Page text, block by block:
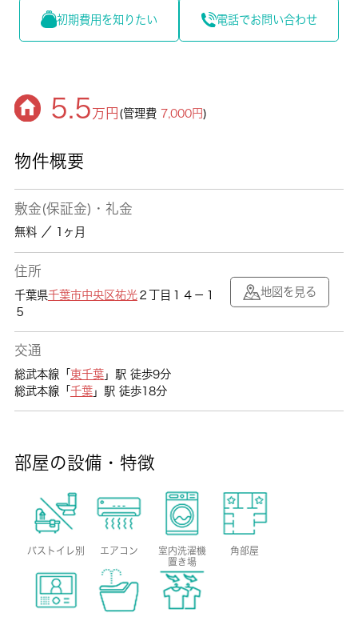
初期費用を知りたい 電話でお問い合わせ
5.5万円 (管理費 7,000円)
物件概要
敷金(保証金)・礼金
無料 ／ 1ヶ月
住所
千葉県千葉市中央区祐光２丁目１４－１
５
地図を見る
交通
総武本線「 東千葉」駅 徒歩9分
総武本線「 千葉」駅 徒歩18分
部屋の設備・特徴
バストイレ別 エアコン
室内洗濯機
置き場
角部屋